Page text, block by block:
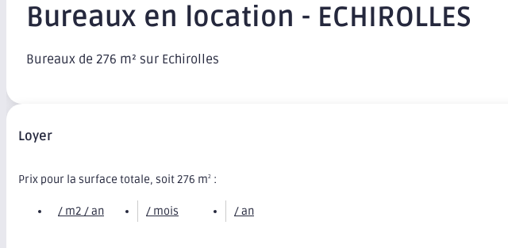
Bureaux en location - ECHIROLLES
Bureaux de 276 m² sur Echirolles
Loyer
Prix pour la surface totale, soit 276 m2 :
/ m2 / an / mois / an